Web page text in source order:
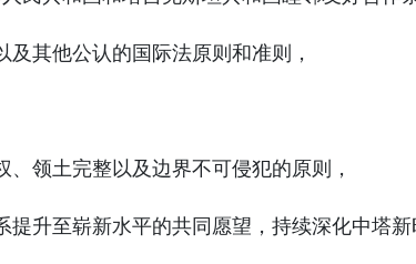
其他公认的国际法原则和准则，
领土完整以及边界不可侵犯的原则，
提升至崭新水平的共同愿望，持续深化中塔